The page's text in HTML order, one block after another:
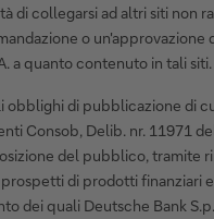
di collegarsi ad altri siti non
o un'approvazione
a quanto contenuto in tali siti.
obblighi di pubblicazione di
Consob, Delib. nr. 11971
del pubblico, tramite
di prodotti finanziari
dei quali Deutsche Bank